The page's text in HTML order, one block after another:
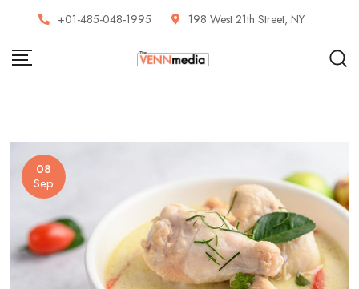
content
+01-485-048-1995 198 West 21th Street, NY
08
Sep